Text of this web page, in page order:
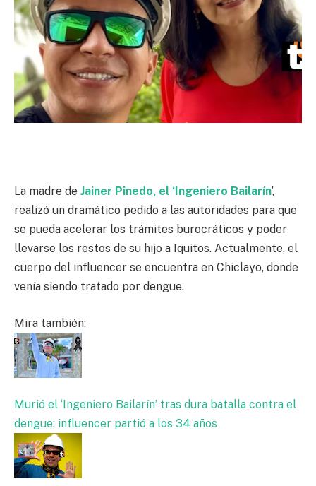
La madre de Jainer Pinedo, el ‘Ingeniero Bailarín’,
realizó un dramático pedido a las autoridades para que
se pueda acelerar los trámites burocráticos y poder
llevarse los restos de su hijo a Iquitos. Actualmente, el
cuerpo del influencer se encuentra en Chiclayo, donde
venía siendo tratado por dengue.
Mira también:
Murió el ‘Ingeniero Bailarín’ tras dura batalla contra el
dengue: influencer partió a los 34 años